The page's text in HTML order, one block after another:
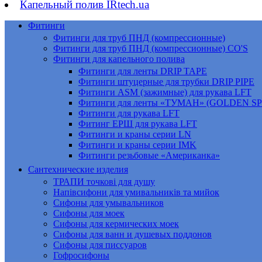
Капельный полив IRtech.ua
Фитинги
Фитинги для труб ПНД (компрессионные)
Фитинги для труб ПНД (компрессионные) CO'S
Фитинги для капельного полива
Фитинги для ленты DRIP TAPE
Фитинги штуцерные для трубки DRIP PIPE
Фитинги ASM (зажимные) для рукава LFT
Фитинги для ленты «ТУМАН» (GOLDEN
Фитинги для рукава LFT
Фитинг ЕРШ для рукава LFT
Фитинги и краны серии LN
Фитинги и краны серии IMK
Фитинги резьбовые «Американка»
Сантехнические изделия
ТРАПИ точкові для душу
Напівсифони для умивальників та мийок
Сифоны для умывальников
Сифоны для моек
Сифоны для кермических моек
Сифоны для ванн и душевых поддонов
Сифоны для писсуаров
Гофросифоны